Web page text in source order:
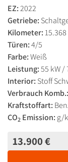
EZ:2022
Getriebe:
Kilometer: 15.368
Türen:4/5
Farbe:Weiß
Leistung:55 kW /
Interior: Stoff
Verbrauch Komb.:
Kraftstoffart:
CO2 Emission: g/
13.900 €